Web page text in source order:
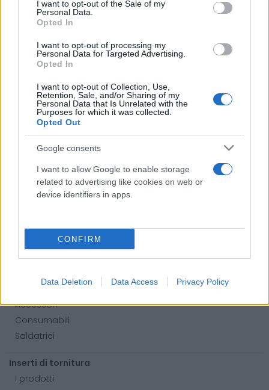
I want to opt-out of the Sale of my
Personal Data.
Opted In
I want to opt-out of processing my
Personal Data for Targeted Advertising.
Opted In
I want to opt-out of Collection, Use,
Retention, Sale, and/or Sharing of my
Personal Data that Is Unrelated with the
Purposes for which it was collected.
Opted Out
Google consents
I want to allow Google to enable storage
related to advertising like cookies on web or
device identifiers in apps.
CONFIRM
Data Deletion Data Access Privacy Policy
Prodotti chimici
Bombolette spray
Detergente mani
Grasso
Paste
Lame per sega a nastro
Utensili elettrici
Utensili manuali
Viteria e bulloneria
Fissaggio
Barre
Accessori
Consumabili
Saldatrici
Inserti di tornitura
I prodotti